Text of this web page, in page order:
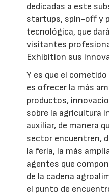
dedicadas a este
startups, spin-off y
tecnológica, que
visitantes
Exhibition sus
Y es que el
es ofrecer la más
productos,
sobre la agricultura
auxiliar, de manera
sector encuentren,
la feria, la más
agentes que
de la cadena
el punto de